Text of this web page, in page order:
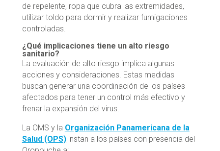
de repelente, ropa que cubra las extremidades,
utilizar toldo para dormir y realizar fumigaciones
controladas.
¿Qué implicaciones tiene un alto riesgo
sanitario?
La evaluación de alto riesgo implica algunas
acciones y consideraciones. Estas medidas
buscan generar una coordinación de los países
afectados para tener un control más efectivo y
frenar la expansión del virus.
La OMS y la Organización Panamericana de la
Salud (OPS)instan a los países con presencia del